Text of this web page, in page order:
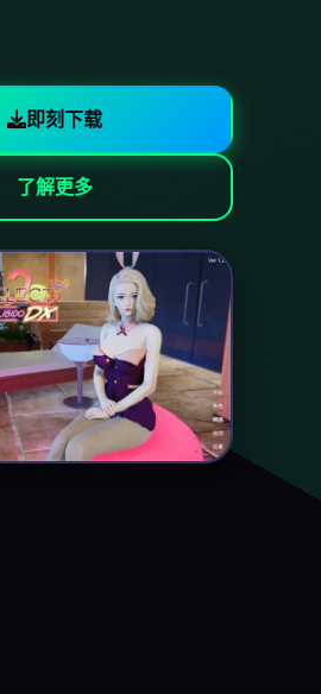
即刻下载
了解更多